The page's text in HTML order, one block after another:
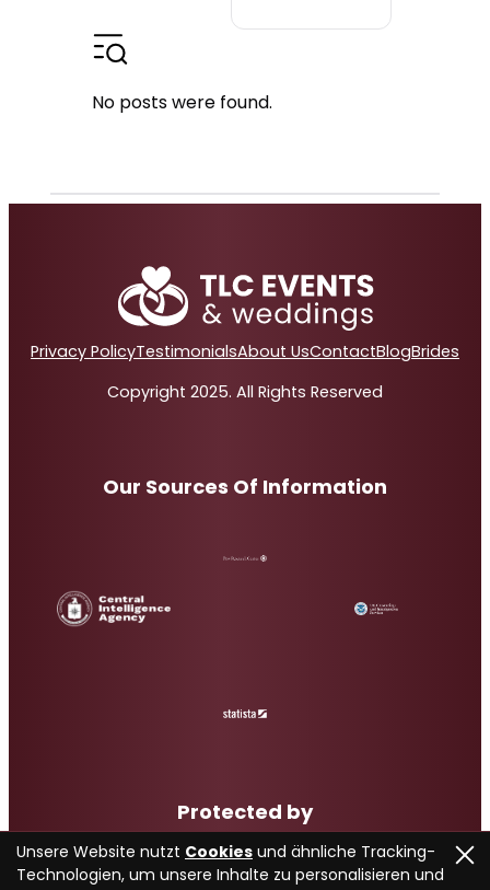
No posts were found.
Privacy PolicyTestimonialsAbout UsContactBlogBrides
Copyright 2025. All Rights Reserved
Our Sources Of Information
Protected by
Unsere Website nutzt Cookies und ähnliche Tracking-
Technologien, um unsere Inhalte zu personalisieren und